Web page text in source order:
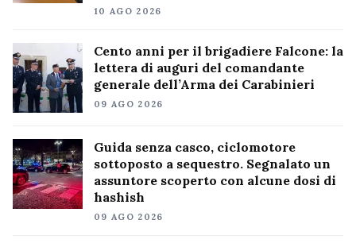
10 AGO 2026
Cento anni per il brigadiere Falcone: la
lettera di auguri del comandante
generale dell’Arma dei Carabinieri
09 AGO 2026
Guida senza casco, ciclomotore
sottoposto a sequestro. Segnalato un
assuntore scoperto con alcune dosi di
hashish
09 AGO 2026